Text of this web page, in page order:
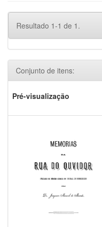
Resultado 1-1 de 1.
Conjunto de itens:
Pré-visualização